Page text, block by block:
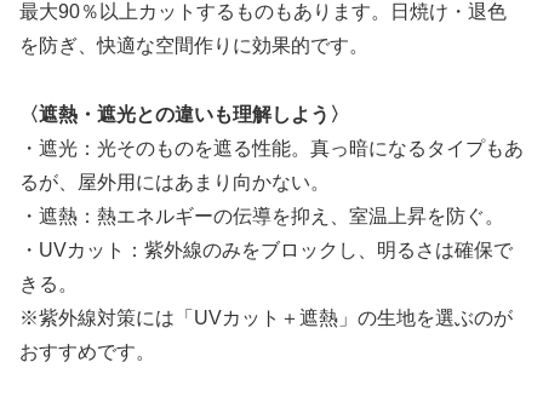
最大90％以上カットするものもあります。日焼け・退色
を防ぎ、快適な空間作りに効果的です。
〈遮熱・遮光との違いも理解しよう〉
・遮光：光そのものを遮る性能。真っ暗になるタイプもあ
るが、屋外用にはあまり向かない。
・遮熱：熱エネルギーの伝導を抑え、室温上昇を防ぐ。
・UVカット：紫外線のみをブロックし、明るさは確保で
きる。
※紫外線対策には「UVカット＋遮熱」の生地を選ぶのが
おすすめです。